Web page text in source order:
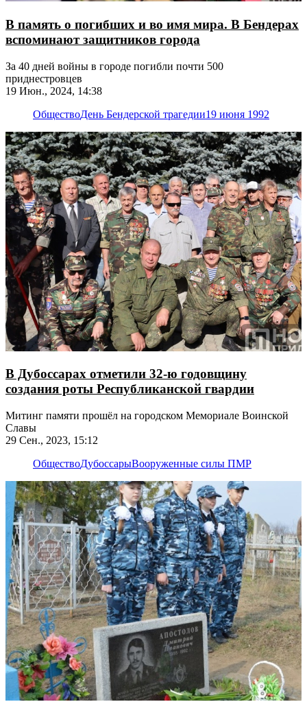
В память о погибших и во имя мира. В Бендерах
вспоминают защитников города
За 40 дней войны в городе погибли почти 500
приднестровцев
19 Июн., 2024, 14:38
ОбществоДень Бендерской трагедии19 июня 1992
В Дубоссарах отметили 32-ю годовщину
создания роты Республиканской гвардии
Митинг памяти прошёл на городском Мемориале Воинской
Славы
29 Сен., 2023, 15:12
ОбществоДубоссарыВооруженные силы ПМР